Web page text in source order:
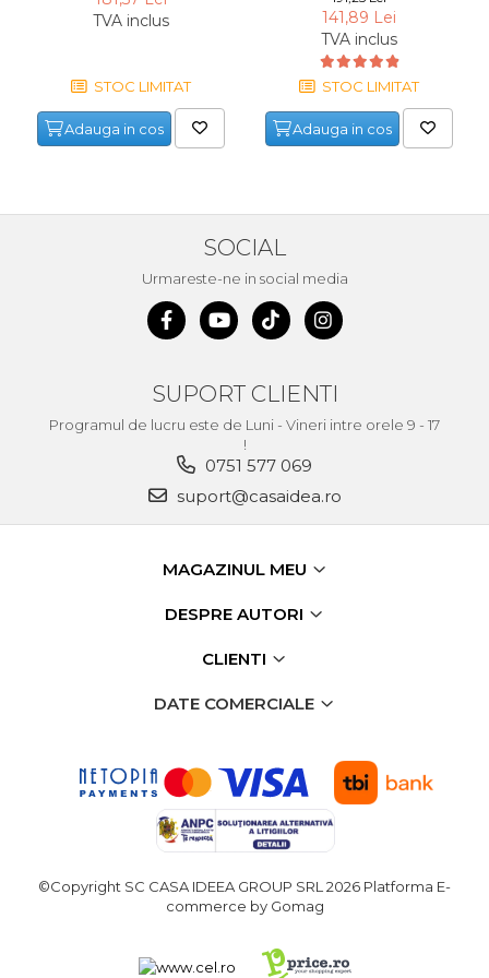
verticala / profesionala
Suport Bormasina
Priza & prelungitoare
accesorii
Rindele Electrice
Generator Curent Electric
Masina debitat metal
Fierastraie Electrice
Profesionale Industriale
Autofiletante
TVA inclus
STOC LIMITAT
Adauga in cos
141,89 Lei
TVA inclus
STOC LIMITAT
Adauga in cos
SOCIAL
Urmareste-ne in social media
SUPORT CLIENTI
Programul de lucru este de Luni - Vineri intre orele 9 - 17
!
0751 577 069
suport@casaidea.ro
MAGAZINUL MEU
DESPRE AUTORI
CLIENTI
DATE COMERCIALE
©Copyright SC CASA IDEEA GROUP SRL 2026 Platforma E-
commerce by Gomag